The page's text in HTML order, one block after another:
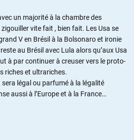
un majorité à la chambre des
vite fait , bien fait. Les Usa se
V en Brésil à la Bolsonaro et ironie
au Brésil avec Lula alors qu’aux Usa
à par continuer à creuser vers le proto-
riches et ultrariches.
légal ou parfumé à la légalité
aussi à l’Europe et à la France…